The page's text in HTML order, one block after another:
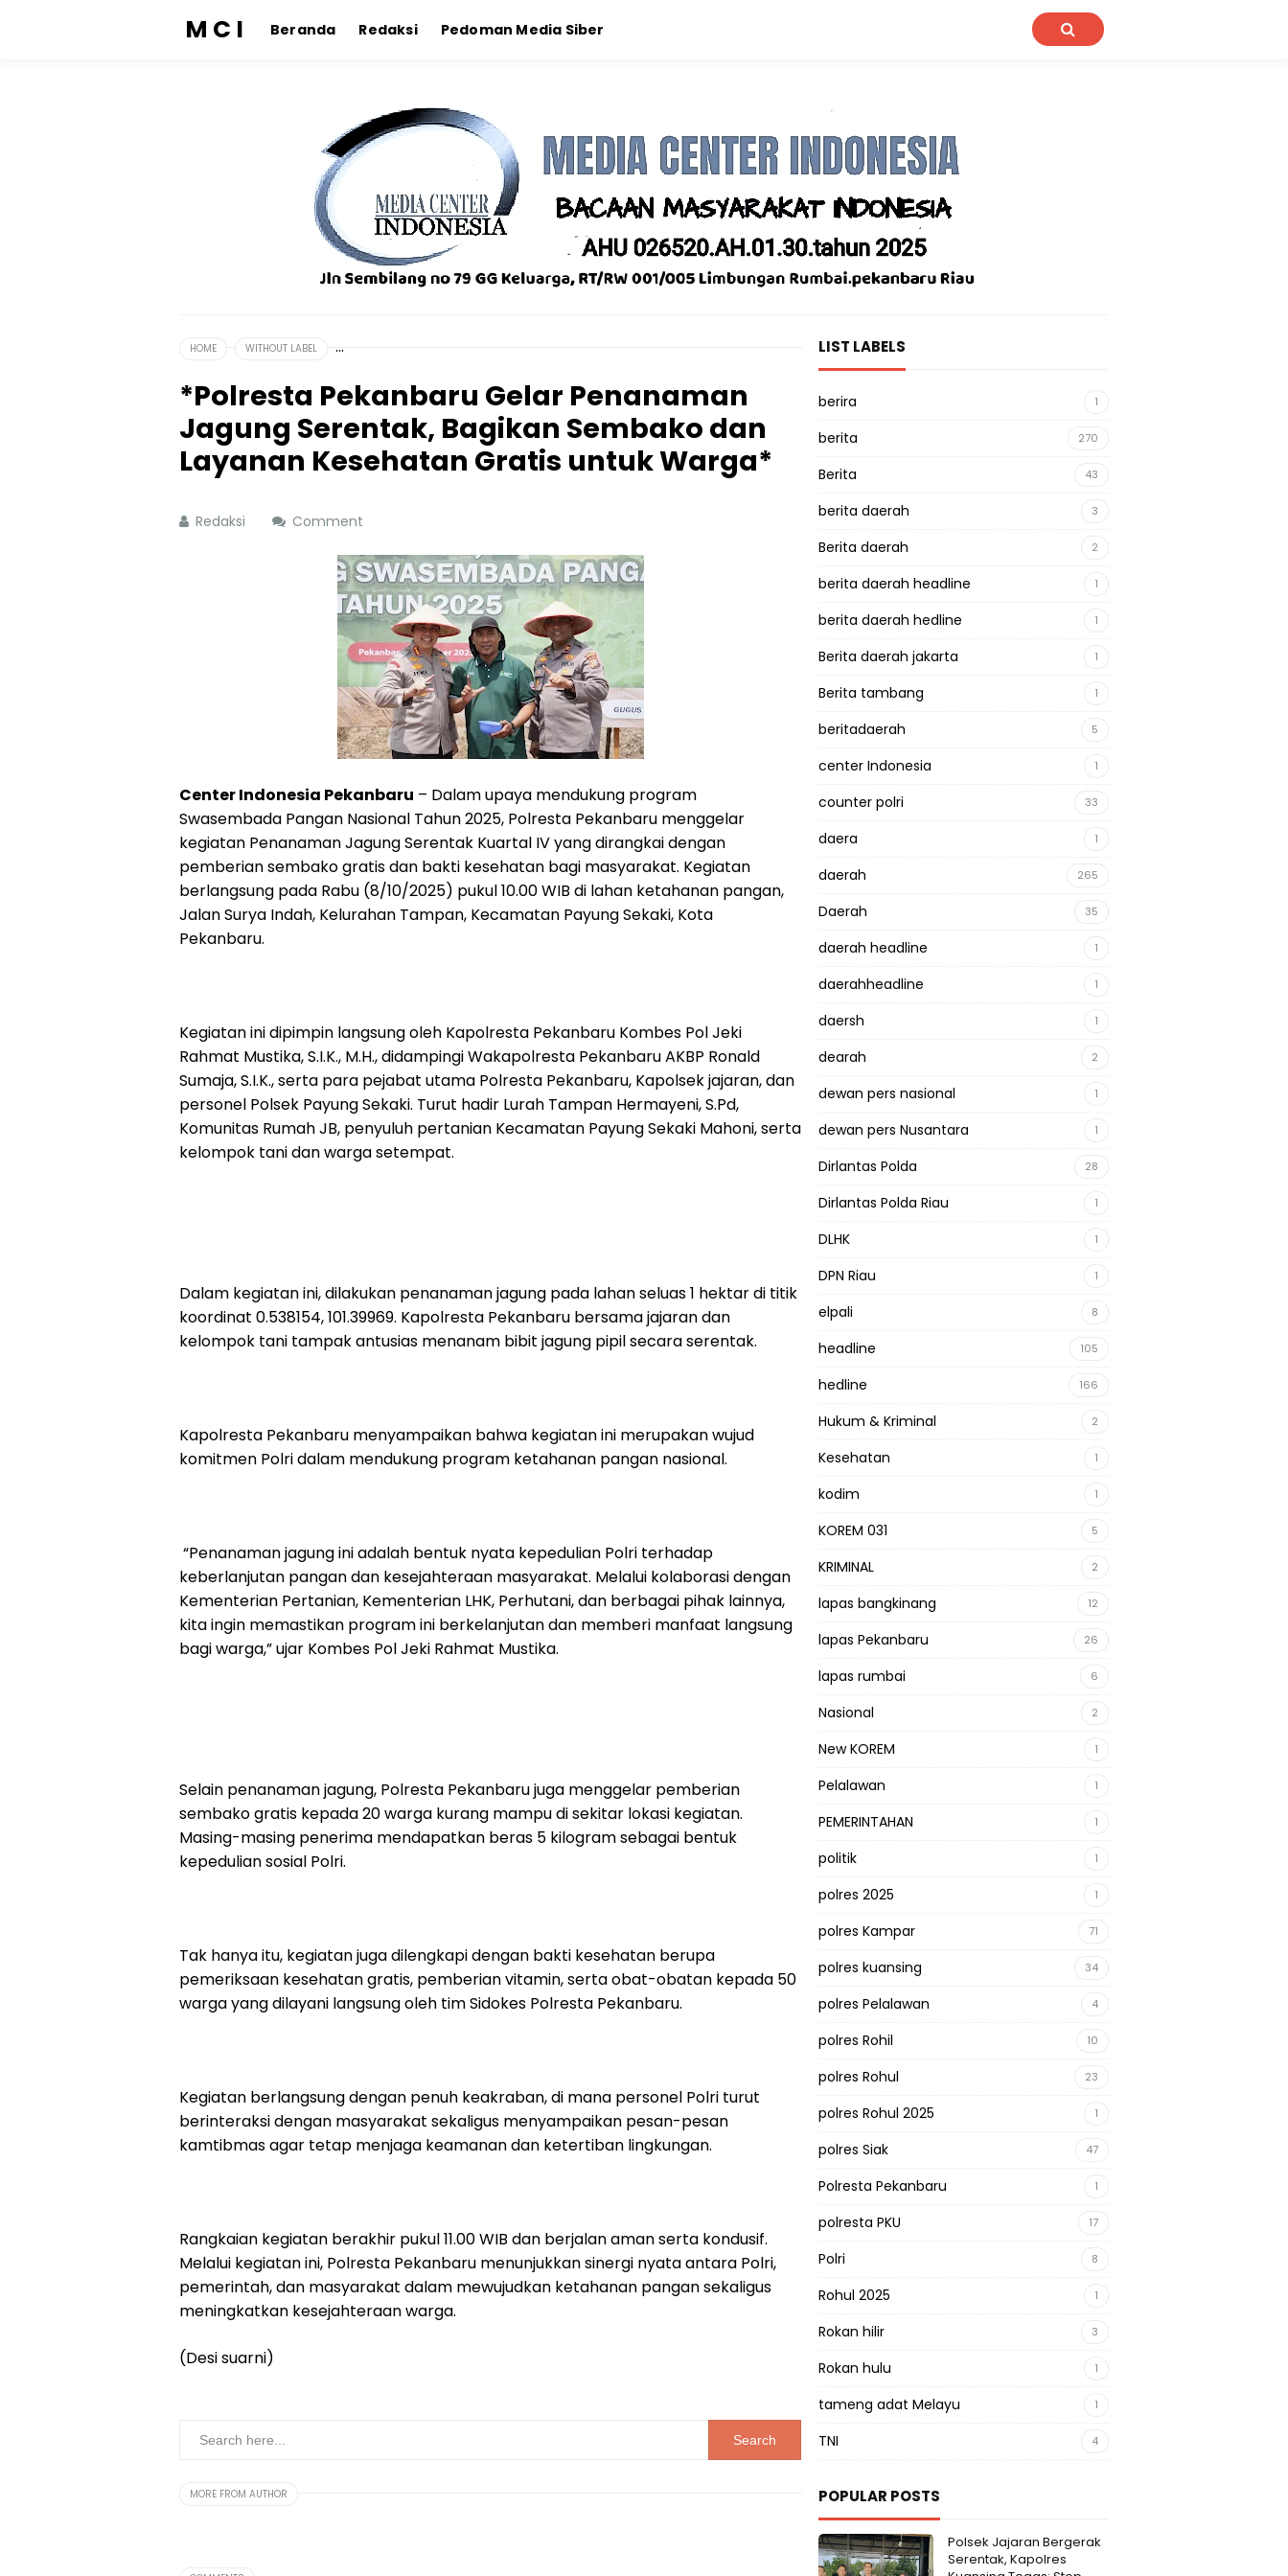
M C I Beranda Redaksi Pedoman Media Siber
HOME WITHOUT LABEL
*Polresta Pekanbaru Gelar Penanaman
Jagung Serentak, Bagikan Sembako dan
Layanan Kesehatan Gratis untuk Warga*
Redaksi Comment
Center Indonesia Pekanbaru – Dalam upaya mendukung program
Swasembada Pangan Nasional Tahun 2025, Polresta Pekanbaru menggelar
kegiatan Penanaman Jagung Serentak Kuartal IV yang dirangkai dengan
pemberian sembako gratis dan bakti kesehatan bagi masyarakat. Kegiatan
berlangsung pada Rabu (8/10/2025) pukul 10.00 WIB di lahan ketahanan pangan,
Jalan Surya Indah, Kelurahan Tampan, Kecamatan Payung Sekaki, Kota
Pekanbaru.
Kegiatan ini dipimpin langsung oleh Kapolresta Pekanbaru Kombes Pol Jeki
Rahmat Mustika, S.I.K., M.H., didampingi Wakapolresta Pekanbaru AKBP Ronald
Sumaja, S.I.K., serta para pejabat utama Polresta Pekanbaru, Kapolsek jajaran, dan
personel Polsek Payung Sekaki. Turut hadir Lurah Tampan Hermayeni, S.Pd,
Komunitas Rumah JB, penyuluh pertanian Kecamatan Payung Sekaki Mahoni, serta
kelompok tani dan warga setempat.
Dalam kegiatan ini, dilakukan penanaman jagung pada lahan seluas 1 hektar di titik
koordinat 0.538154, 101.39969. Kapolresta Pekanbaru bersama jajaran dan
kelompok tani tampak antusias menanam bibit jagung pipil secara serentak.
Kapolresta Pekanbaru menyampaikan bahwa kegiatan ini merupakan wujud
komitmen Polri dalam mendukung program ketahanan pangan nasional.
“Penanaman jagung ini adalah bentuk nyata kepedulian Polri terhadap
keberlanjutan pangan dan kesejahteraan masyarakat. Melalui kolaborasi dengan
Kementerian Pertanian, Kementerian LHK, Perhutani, dan berbagai pihak lainnya,
kita ingin memastikan program ini berkelanjutan dan memberi manfaat langsung
bagi warga,” ujar Kombes Pol Jeki Rahmat Mustika.
Selain penanaman jagung, Polresta Pekanbaru juga menggelar pemberian
sembako gratis kepada 20 warga kurang mampu di sekitar lokasi kegiatan.
Masing-masing penerima mendapatkan beras 5 kilogram sebagai bentuk
kepedulian sosial Polri.
Tak hanya itu, kegiatan juga dilengkapi dengan bakti kesehatan berupa
pemeriksaan kesehatan gratis, pemberian vitamin, serta obat-obatan kepada 50
warga yang dilayani langsung oleh tim Sidokes Polresta Pekanbaru.
Kegiatan berlangsung dengan penuh keakraban, di mana personel Polri turut
berinteraksi dengan masyarakat sekaligus menyampaikan pesan-pesan
kamtibmas agar tetap menjaga keamanan dan ketertiban lingkungan.
Rangkaian kegiatan berakhir pukul 11.00 WIB dan berjalan aman serta kondusif.
Melalui kegiatan ini, Polresta Pekanbaru menunjukkan sinergi nyata antara Polri,
pemerintah, dan masyarakat dalam mewujudkan ketahanan pangan sekaligus
meningkatkan kesejahteraan warga.
(Desi suarni)
MORE FROM AUTHOR
LIST LABELS
berira 1
berita 270
Berita 43
berita daerah 3
Berita daerah 2
berita daerah headline 1
berita daerah hedline 1
Berita daerah jakarta 1
Berita tambang 1
beritadaerah 5
center Indonesia 1
counter polri 33
daera 1
daerah 265
Daerah 35
daerah headline 1
daerahheadline 1
daersh 1
dearah 2
dewan pers nasional 1
dewan pers Nusantara 1
Dirlantas Polda 28
Dirlantas Polda Riau 1
DLHK 1
DPN Riau 1
elpali 8
headline 105
hedline 166
Hukum & Kriminal 2
Kesehatan 1
kodim 1
KOREM 031 5
KRIMINAL 2
lapas bangkinang 12
lapas Pekanbaru 26
lapas rumbai 6
Nasional 2
New KOREM 1
Pelalawan 1
PEMERINTAHAN 1
politik 1
polres 2025 1
polres Kampar 71
polres kuansing 34
polres Pelalawan 4
polres Rohil 10
polres Rohul 23
polres Rohul 2025 1
polres Siak 47
Polresta Pekanbaru 1
polresta PKU 17
Polri 8
Rohul 2025 1
Rokan hilir 3
Rokan hulu 1
tameng adat Melayu 1
TNI 4
POPULAR POSTS
Polsek Jajaran Bergerak
Serentak, Kapolres